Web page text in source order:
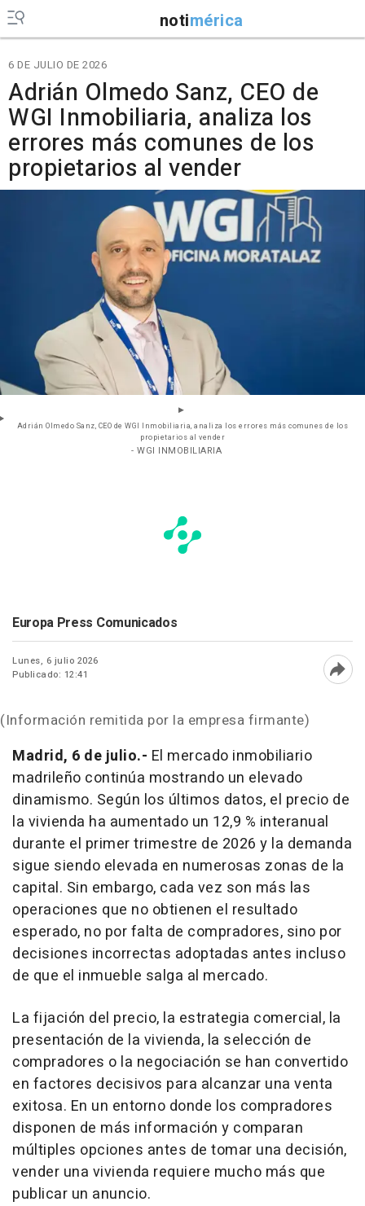
notimérica
6 DE JULIO DE 2026
Adrián Olmedo Sanz, CEO de
WGI Inmobiliaria, analiza los
errores más comunes de los
propietarios al vender
Adrián Olmedo Sanz, CEO de WGI Inmobiliaria, analiza los errores más comunes de los
propietarios al vender
- WGI INMOBILIARIA
Europa Press Comunicados
Lunes, 6 julio 2026
Publicado: 12:41
(Información remitida por la empresa firmante)
Madrid, 6 de julio.- El mercado inmobiliario
madrileño continúa mostrando un elevado
dinamismo. Según los últimos datos, el precio de
la vivienda ha aumentado un 12,9 % interanual
durante el primer trimestre de 2026 y la demanda
sigue siendo elevada en numerosas zonas de la
capital. Sin embargo, cada vez son más las
operaciones que no obtienen el resultado
esperado, no por falta de compradores, sino por
decisiones incorrectas adoptadas antes incluso
de que el inmueble salga al mercado.
La fijación del precio, la estrategia comercial, la
presentación de la vivienda, la selección de
compradores o la negociación se han convertido
en factores decisivos para alcanzar una venta
exitosa. En un entorno donde los compradores
disponen de más información y comparan
múltiples opciones antes de tomar una decisión,
vender una vivienda requiere mucho más que
publicar un anuncio.